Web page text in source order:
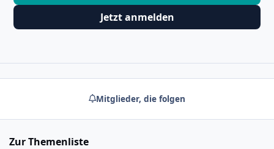
Jetzt anmelden
Mitglieder, die folgen
Zur Themenliste